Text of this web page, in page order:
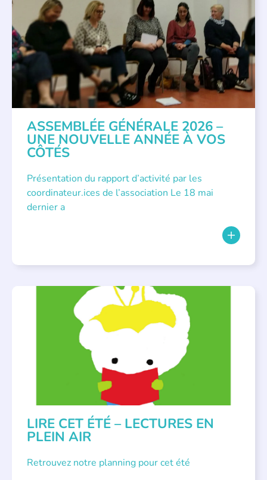
APPEL À SOUTIEN , VIE DE L'ASSOCIATION
ASSEMBLÉE GÉNÉRALE 2026 –
UNE NOUVELLE ANNÉE À VOS
CÔTÉS
Présentation du rapport d’activité par les
coordinateur.ices de l’association Le 18 mai
dernier a
BIBLIOTHÈQUES ÉVÉNEMENTS , LECTURE INDIVIDUALISÉE
LITTÉRATURE JEUNESSE
LIRE CET ÉTÉ – LECTURES EN
PLEIN AIR
Retrouvez notre planning pour cet été